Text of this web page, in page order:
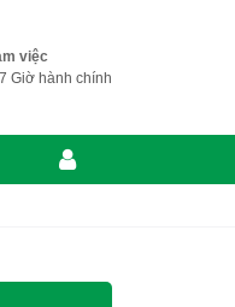
việc
Giờ hành chính